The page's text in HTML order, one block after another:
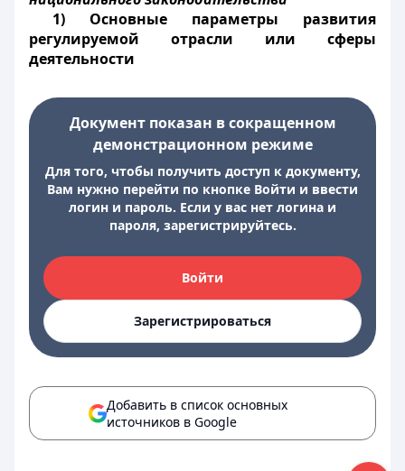
1) Основные параметры развития
регулируемой отрасли или сферы
деятельности
Документ показан в сокращенном
демонстрационном режиме
Для того, чтобы получить доступ к документу,
Вам нужно перейти по кнопке Войти и ввести
логин и пароль. Если у вас нет логина и
пароля, зарегистрируйтесь.
Войти
Зарегистрироваться
Добавить в список основных
источников в Google